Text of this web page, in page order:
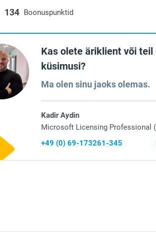
134 Boonuspunktid
Kas olete äriklient või
küsimusi?
Ma olen sinu jaoks olemas.
Kadir Aydin
Microsoft Licensing Professional
+49 (0) 69-173261-345